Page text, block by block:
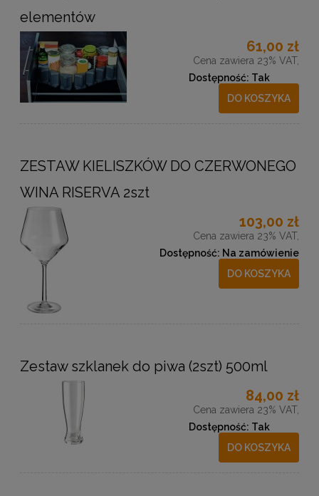
elementów
61,00 zł
Cena zawiera 23% VAT,
Dostępność: Tak
DO KOSZYKA
ZESTAW KIELISZKÓW DO CZERWONEGO
WINA RISERVA 2szt
103,00 zł
Cena zawiera 23% VAT,
Dostępność: Na zamówienie
DO KOSZYKA
Zestaw szklanek do piwa (2szt) 500ml
84,00 zł
Cena zawiera 23% VAT,
Dostępność: Tak
DO KOSZYKA